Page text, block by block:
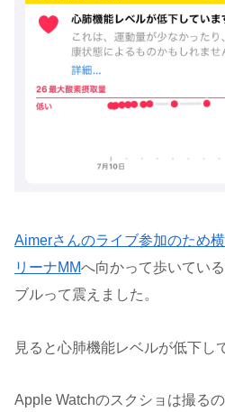
Aimerさんのライブ参加のため
リーナMMへ向かって歩いてい
ブルって震えました。
見ると心肺機能レベルが低下し
Apple Watchのスクショは撮る